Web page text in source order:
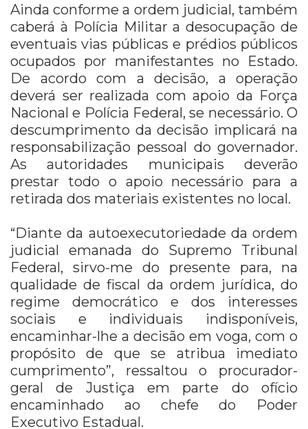
Ainda conforme a ordem judicial, também
caberá à Polícia Militar a desocupação de
eventuais vias públicas e prédios públicos
ocupados por manifestantes no Estado.
De acordo com a decisão, a operação
deverá ser realizada com apoio da Força
Nacional e Polícia Federal, se necessário. O
descumprimento da decisão implicará na
responsabilização pessoal do governador.
As autoridades municipais deverão
prestar todo o apoio necessário para a
retirada dos materiais existentes no local.
“Diante da autoexecutoriedade da ordem
judicial emanada do Supremo Tribunal
Federal, sirvo-me do presente para, na
qualidade de fiscal da ordem jurídica, do
regime democrático e dos interesses
sociais e individuais indisponíveis,
encaminhar-lhe a decisão em voga, com o
propósito de que se atribua imediato
cumprimento”, ressaltou o procurador-
geral de Justiça em parte do ofício
encaminhado ao chefe do Poder
Executivo Estadual.